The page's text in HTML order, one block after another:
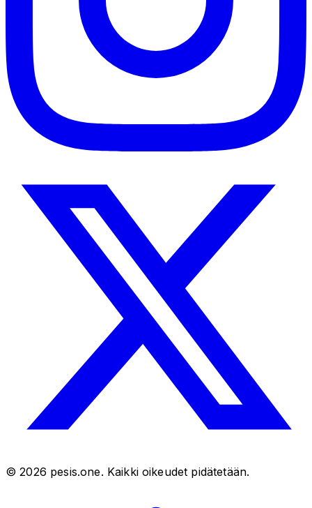
©2026 pesis.one. Kaikki oikeudet pidätetään.